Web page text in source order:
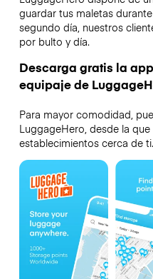
guardar tus maletas
segundo día, nuestros
por bulto y día.
Descarga gratis la
equipaje de
Para mayor comodidad,
LuggageHero, desde la
establecimientos cerca de ti.